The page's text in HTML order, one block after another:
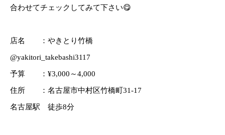
合わせてチェックしてみて下さい😋
店名 ：やきとり竹橋
@yakitori_takebashi3117
予算 ：¥3,000～4,000
住所 ：名古屋市中村区竹橋町31-17
名古屋駅 徒歩8分